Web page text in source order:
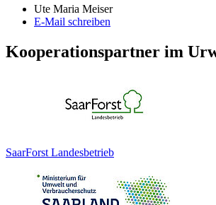
Ute Maria Meiser
E-Mail schreiben
Kooperationspartner im
SaarForst Landesbetrieb